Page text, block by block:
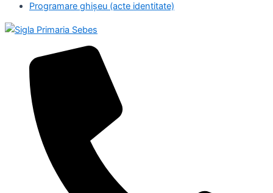
Programare ghișeu (acte identitate)